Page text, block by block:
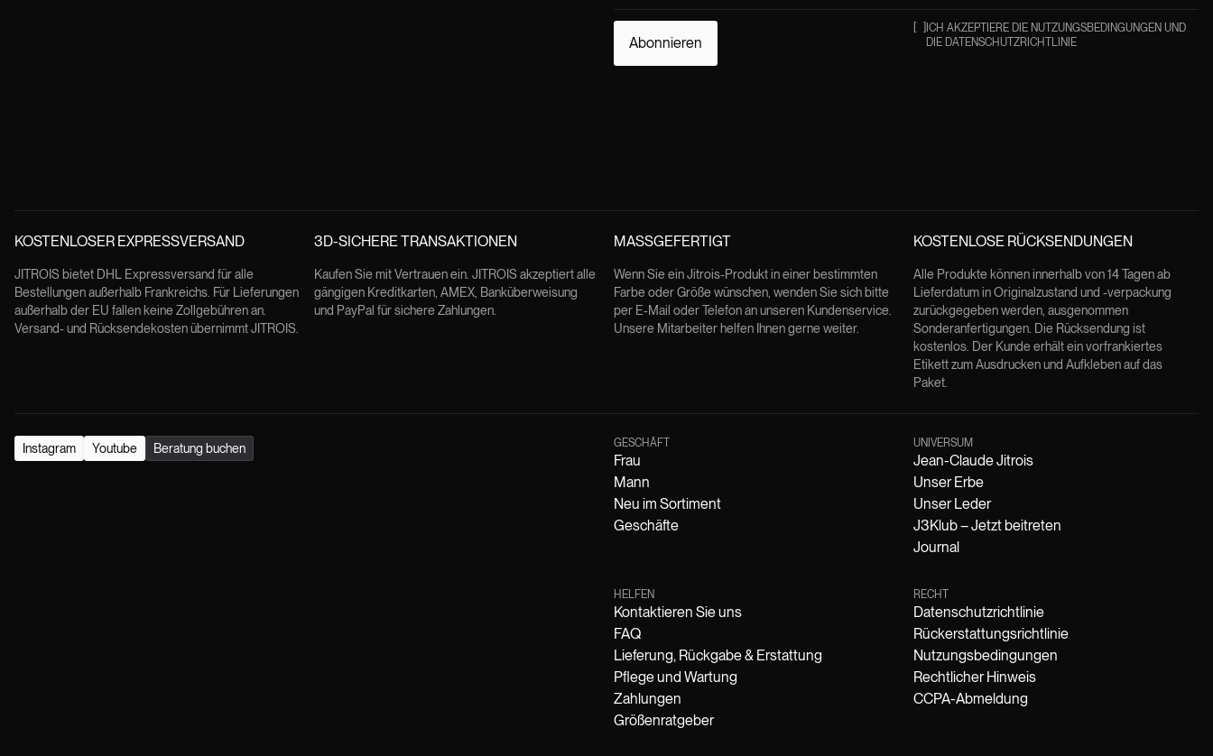
Abonnieren
ICH AKZEPTIERE DIE NUTZUNGSBEDINGUNGEN UND
DIE DATENSCHUTZRICHTLINIE
KOSTENLOSER EXPRESSVERSAND
JITROIS bietet DHL Expressversand für alle
Bestellungen außerhalb Frankreichs. Für Lieferungen
außerhalb der EU fallen keine Zollgebühren an.
Versand- und Rücksendekosten übernimmt JITROIS.
3D-SICHERE TRANSAKTIONEN
Kaufen Sie mit Vertrauen ein. JITROIS akzeptiert alle
gängigen Kreditkarten, AMEX, Banküberweisung
und PayPal für sichere Zahlungen.
MASSGEFERTIGT
Wenn Sie ein Jitrois-Produkt in einer bestimmten
Farbe oder Größe wünschen, wenden Sie sich bitte
per E-Mail oder Telefon an unseren Kundenservice.
Unsere Mitarbeiter helfen Ihnen gerne weiter.
KOSTENLOSE RÜCKSENDUNGEN
Alle Produkte können innerhalb von 14 Tagen ab
Lieferdatum in Originalzustand und -verpackung
zurückgegeben werden, ausgenommen
Sonderanfertigungen. Die Rücksendung ist
kostenlos. Der Kunde erhält ein vorfrankiertes
Etikett zum Ausdrucken und Aufkleben auf das
Paket.
Instagram Youtube Beratung buchen GESCHÄFT
Frau
Mann
Neu im Sortiment
Geschäfte
UNIVERSUM
Jean-Claude Jitrois
Unser Erbe
Unser Leder
J3Klub – Jetzt beitreten
Journal
HELFEN
Kontaktieren Sie uns
FAQ
Lieferung, Rückgabe & Erstattung
Pflege und Wartung
Zahlungen
Größenratgeber
RECHT
Datenschutzrichtlinie
Rückerstattungsrichtlinie
Nutzungsbedingungen
Rechtlicher Hinweis
CCPA-Abmeldung